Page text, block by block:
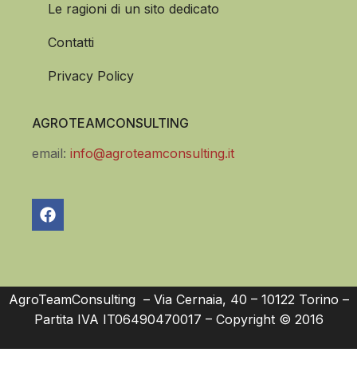
Le ragioni di un sito dedicato
Contatti
Privacy Policy
AGROTEAMCONSULTING
email: info@agroteamconsulting.it
AgroTeamConsulting – Via Cernaia, 40 – 10122 Torino –
Partita IVA IT06490470017 – Copyright © 2016